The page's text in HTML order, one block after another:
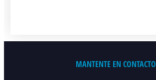
MANTENTE EN CONTACTO